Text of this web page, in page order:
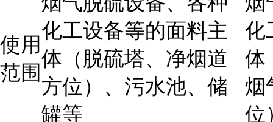
使用
范围
化工设备等的面料主
体（脱硫塔、净烟道
方位）、污水池、储
罐等
化
体
烟
位